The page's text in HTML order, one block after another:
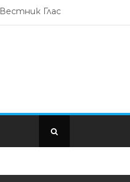
Вестник Глас